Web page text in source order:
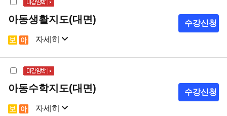
아동생활지도(대면)
자세히
샘플강의 강의계획서
수강신청
아동수학지도(대면)
자세히
수강신청